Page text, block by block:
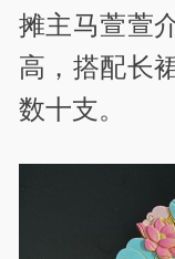
摊主马萱萱
高，搭配长
数十支。